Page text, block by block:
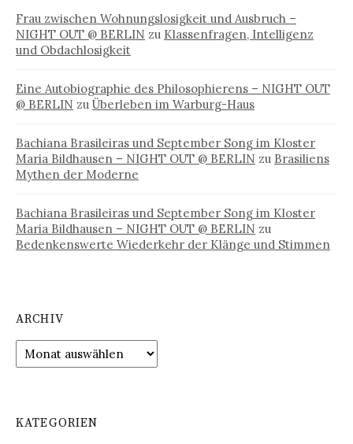
Frau zwischen Wohnungslosigkeit und Ausbruch –
NIGHT OUT @ BERLIN zu Klassenfragen, Intelligenz
und Obdachlosigkeit
Eine Autobiographie des Philosophierens – NIGHT OUT
@ BERLIN zu Überleben im Warburg-Haus
Bachiana Brasileiras und September Song im Kloster
Maria Bildhausen – NIGHT OUT @ BERLIN zu Brasiliens
Mythen der Moderne
Bachiana Brasileiras und September Song im Kloster
Maria Bildhausen – NIGHT OUT @ BERLIN zu
Bedenkenswerte Wiederkehr der Klänge und Stimmen
ARCHIV
Archiv
KATEGORIEN